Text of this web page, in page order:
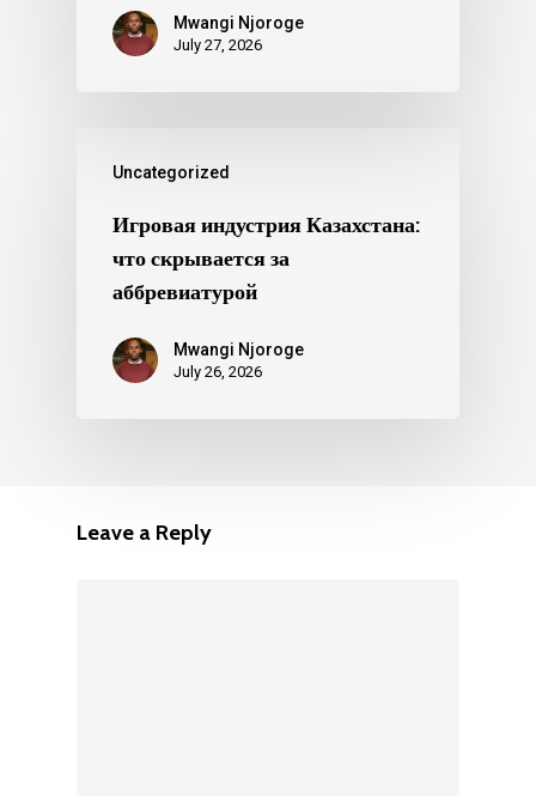
Mwangi Njoroge
July 27, 2026
Uncategorized
Игровая индустрия Казахстана:
что скрывается за
аббревиатурой
Mwangi Njoroge
July 26, 2026
Leave a Reply